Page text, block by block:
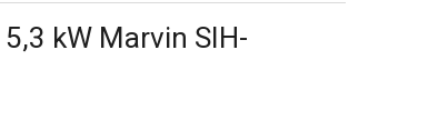
kW Marvin SIH-